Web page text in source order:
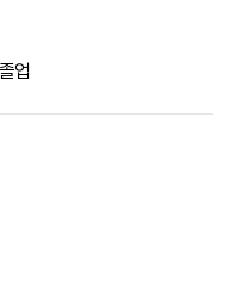
업